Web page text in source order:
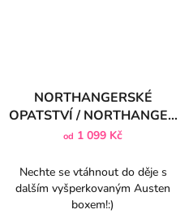
NORTHANGERSKÉ
OPATSTVÍ / NORTHANGER
ABBEY
od 1 099 Kč
Nechte se vtáhnout do děje s
dalším vyšperkovaným Austen
boxem!:)